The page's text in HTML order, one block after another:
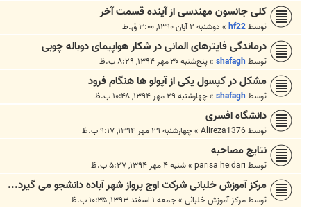
کلی جانسون مهندسی از آینده قسمت آخر
توسطhf22
» دوشنبه ۲ آبان ۱۳۹۰, ۳:۰۰ ق.ظ
درماندگی فایترهای المانی در شکار هواپیمای دوباله چوبی
توسط shafagh
»پنج‌شنبه ۳۰ مهر ۱۳۹۴, ۸:۲۹ ب.ظ
مشکل در کپسول یکی از آپولو ها هنگام فرود
توسط shafagh
»چهارشنبه ۲۹ مهر ۱۳۹۴, ۱۰:۴۸ ب.ظ
دانشگاه افسری
توسط Alireza1376
»چهارشنبه ۲۹ مهر ۱۳۹۴, ۹:۱۷ ب.ظ
نتایج مصاحبه
توسط parisa heidari
»شنبه ۴ مهر ۱۳۹۴, ۵:۲۷ ب.ظ
مرکز آموزش خلبانی شرکت اوج پرواز شهر آباده دانشجو می گیرد...
توسطمرکز آموزش خلبانی »جمعه ۱ اسفند ۱۳۹۳, ۱۰:۳۵ ب.ظ